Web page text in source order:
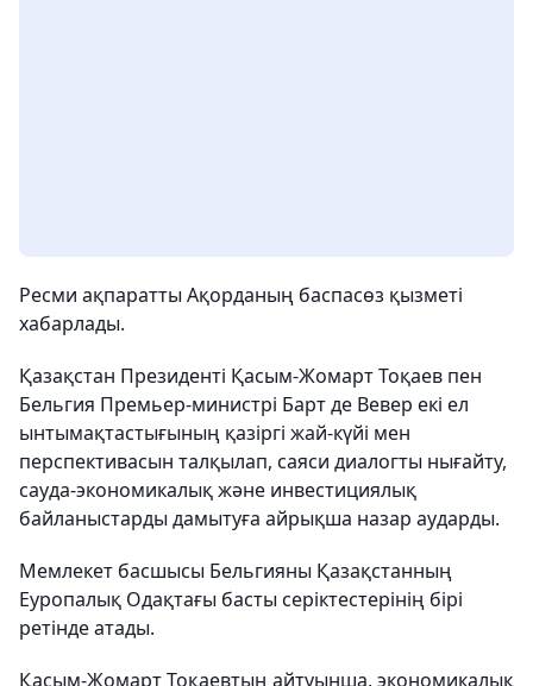
Ресми ақпаратты Ақорданың баспасөз қызметі
хабарлады.
Қазақстан Президенті Қасым-Жомарт Тоқаев пен
Бельгия Премьер-министрі Барт де Вевер екі ел
ынтымақтастығының қазіргі жай-күйі мен
перспективасын талқылап, саяси диалогты нығайту,
сауда-экономикалық және инвестициялық
байланыстарды дамытуға айрықша назар аударды.
Мемлекет басшысы Бельгияны Қазақстанның
Еуропалық Одақтағы басты серіктестерінің бірі
ретінде атады.
Қасым-Жомарт Тоқаевтың айтуынша, экономикалық